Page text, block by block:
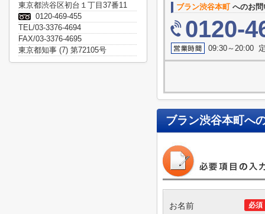
ブラン渋谷本町へのお問
0120-
09:30～20:00
ブラン渋谷本町へ
必須
お名前
東京都渋谷区初台１丁目37番11
0120-469-455
TEL/03-3376-4694
FAX/03-3376-4695
東京都知事 (7) 第72105号